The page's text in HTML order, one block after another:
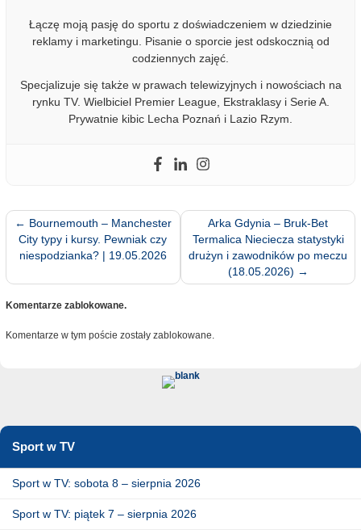
Łączę moją pasję do sportu z doświadczeniem w dziedzinie
reklamy i marketingu. Pisanie o sporcie jest odskocznią od
codziennych zajęć.
Specjalizuje się także w prawach telewizyjnych i nowościach na
rynku TV. Wielbiciel Premier League, Ekstraklasy i Serie A.
Prywatnie kibic Lecha Poznań i Lazio Rzym.
← Bournemouth – Manchester
City typy i kursy. Pewniak czy
niespodzianka? | 19.05.2026
Arka Gdynia – Bruk-Bet
Termalica Nieciecza statystyki
drużyn i zawodników po meczu
(18.05.2026) →
Komentarze zablokowane.
Komentarze w tym poście zostały zablokowane.
Sport w TV
Sport w TV: sobota 8 – sierpnia 2026
Sport w TV: piątek 7 – sierpnia 2026